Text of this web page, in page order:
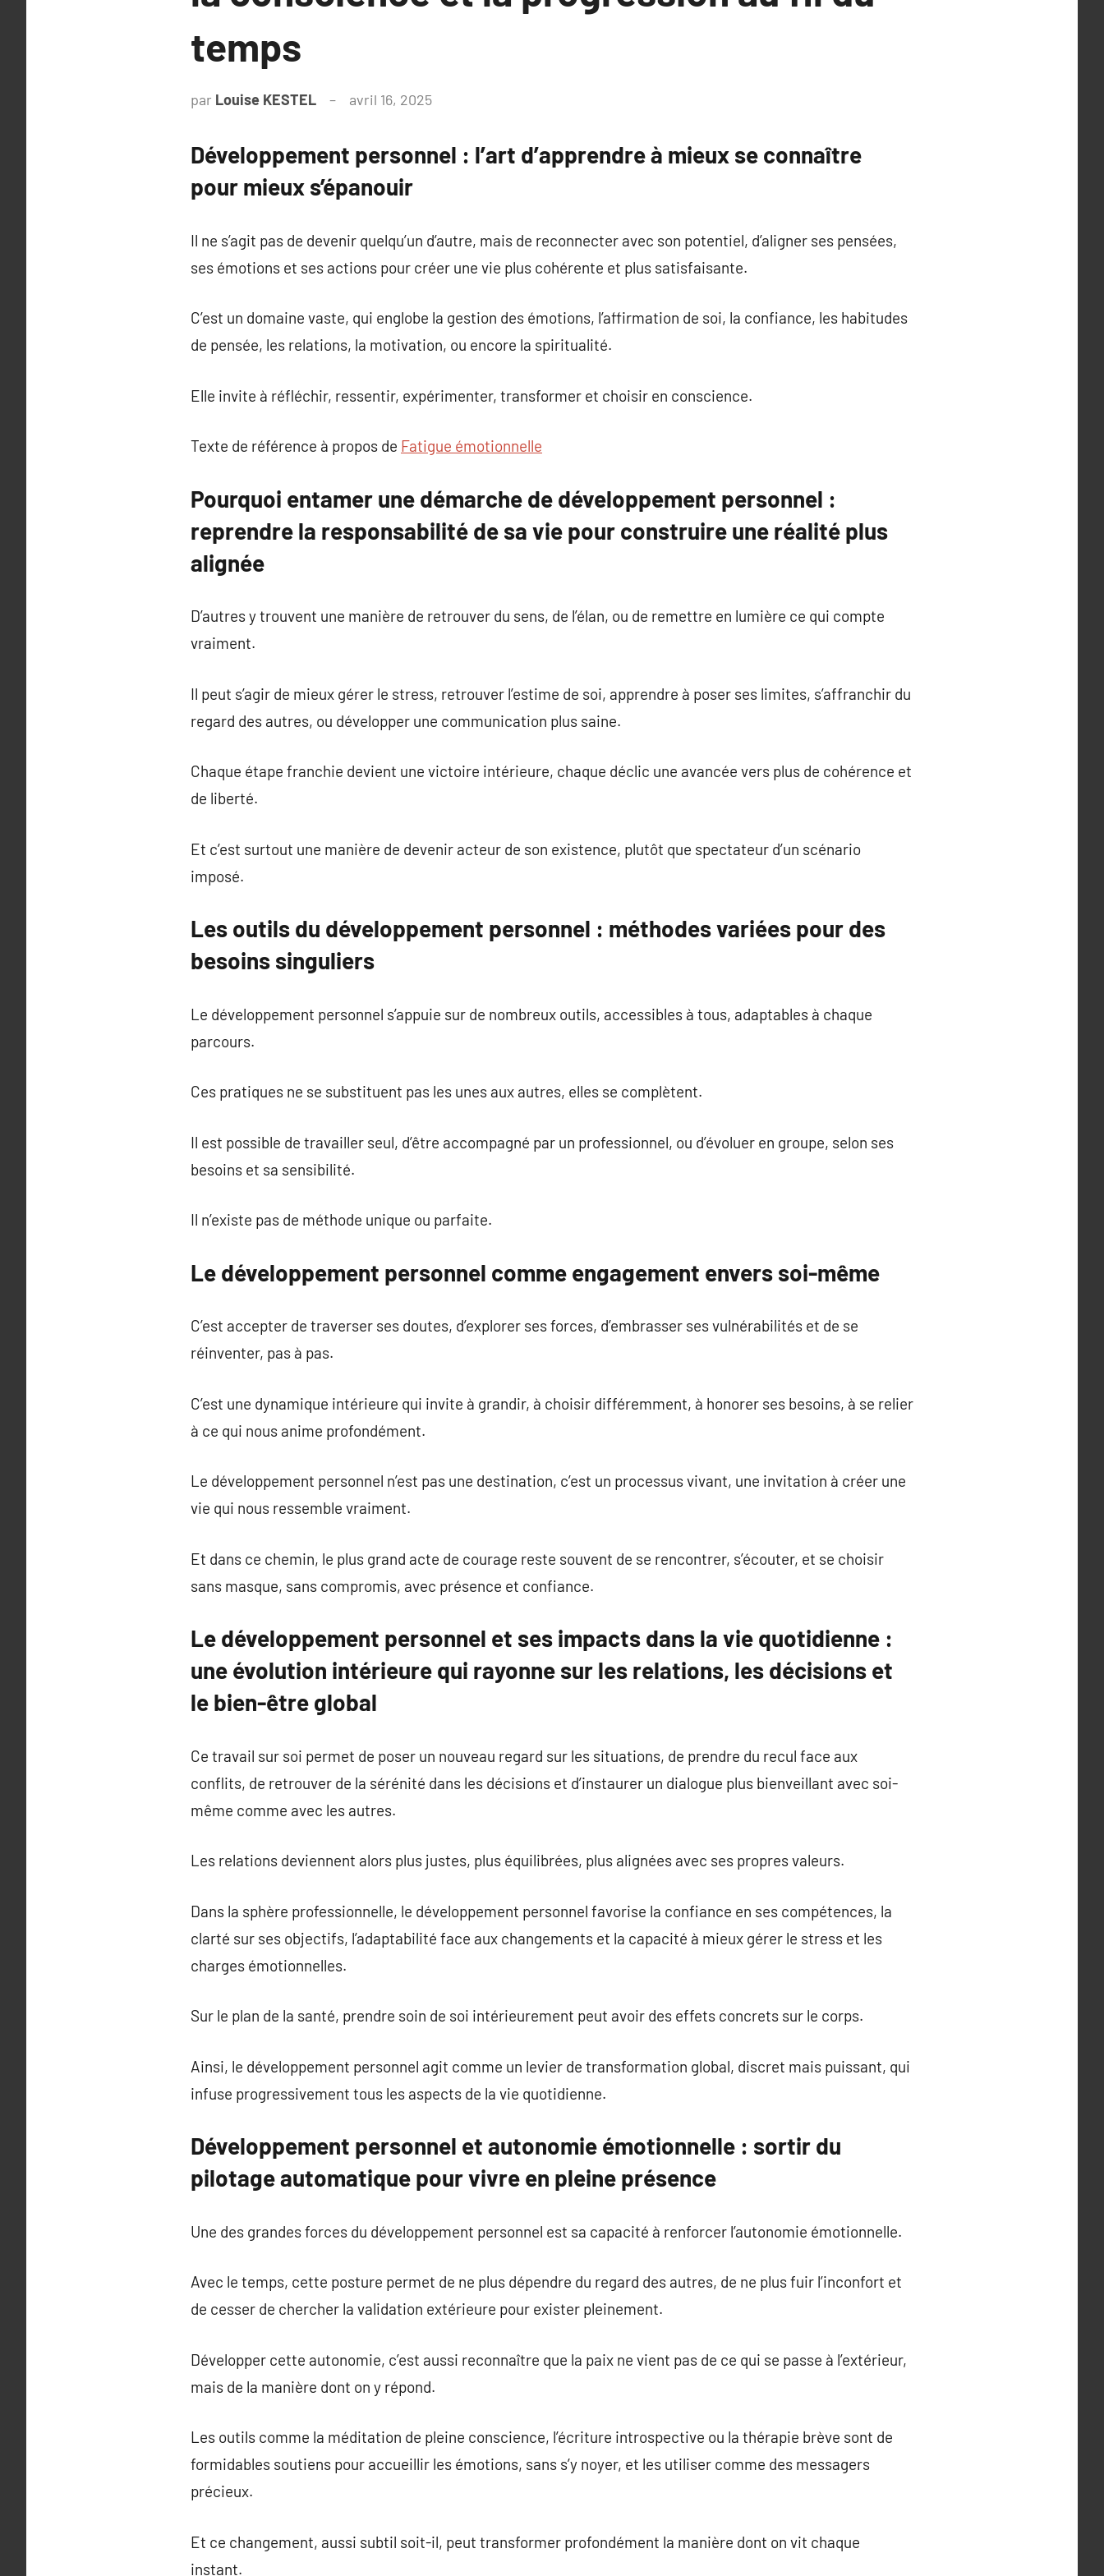
temps
par Louise KESTEL avril 16, 2025
Développement personnel : l’art d’apprendre à mieux se connaître
pour mieux s’épanouir
Il ne s’agit pas de devenir quelqu’un d’autre, mais de reconnecter avec son potentiel, d’aligner ses pensées,
ses émotions et ses actions pour créer une vie plus cohérente et plus satisfaisante.
C’est un domaine vaste, qui englobe la gestion des émotions, l’affirmation de soi, la confiance, les habitudes
de pensée, les relations, la motivation, ou encore la spiritualité.
Elle invite à réfléchir, ressentir, expérimenter, transformer et choisir en conscience.
Texte de référence à propos de Fatigue émotionnelle
Pourquoi entamer une démarche de développement personnel :
reprendre la responsabilité de sa vie pour construire une réalité plus
alignée
D’autres y trouvent une manière de retrouver du sens, de l’élan, ou de remettre en lumière ce qui compte
vraiment.
Il peut s’agir de mieux gérer le stress, retrouver l’estime de soi, apprendre à poser ses limites, s’affranchir du
regard des autres, ou développer une communication plus saine.
Chaque étape franchie devient une victoire intérieure, chaque déclic une avancée vers plus de cohérence et
de liberté.
Et c’est surtout une manière de devenir acteur de son existence, plutôt que spectateur d’un scénario
imposé.
Les outils du développement personnel : méthodes variées pour des
besoins singuliers
Le développement personnel s’appuie sur de nombreux outils, accessibles à tous, adaptables à chaque
parcours.
Ces pratiques ne se substituent pas les unes aux autres, elles se complètent.
Il est possible de travailler seul, d’être accompagné par un professionnel, ou d’évoluer en groupe, selon ses
besoins et sa sensibilité.
Il n’existe pas de méthode unique ou parfaite.
Le développement personnel comme engagement envers soi-même
C’est accepter de traverser ses doutes, d’explorer ses forces, d’embrasser ses vulnérabilités et de se
réinventer, pas à pas.
C’est une dynamique intérieure qui invite à grandir, à choisir différemment, à honorer ses besoins, à se relier
à ce qui nous anime profondément.
Le développement personnel n’est pas une destination, c’est un processus vivant, une invitation à créer une
vie qui nous ressemble vraiment.
Et dans ce chemin, le plus grand acte de courage reste souvent de se rencontrer, s’écouter, et se choisir
sans masque, sans compromis, avec présence et confiance.
Le développement personnel et ses impacts dans la vie quotidienne :
une évolution intérieure qui rayonne sur les relations, les décisions et
le bien-être global
Ce travail sur soi permet de poser un nouveau regard sur les situations, de prendre du recul face aux
conflits, de retrouver de la sérénité dans les décisions et d’instaurer un dialogue plus bienveillant avec soi-
même comme avec les autres.
Les relations deviennent alors plus justes, plus équilibrées, plus alignées avec ses propres valeurs.
Dans la sphère professionnelle, le développement personnel favorise la confiance en ses compétences, la
clarté sur ses objectifs, l’adaptabilité face aux changements et la capacité à mieux gérer le stress et les
charges émotionnelles.
Sur le plan de la santé, prendre soin de soi intérieurement peut avoir des effets concrets sur le corps.
Ainsi, le développement personnel agit comme un levier de transformation global, discret mais puissant, qui
infuse progressivement tous les aspects de la vie quotidienne.
Développement personnel et autonomie émotionnelle : sortir du
pilotage automatique pour vivre en pleine présence
Une des grandes forces du développement personnel est sa capacité à renforcer l’autonomie émotionnelle.
Avec le temps, cette posture permet de ne plus dépendre du regard des autres, de ne plus fuir l’inconfort et
de cesser de chercher la validation extérieure pour exister pleinement.
Développer cette autonomie, c’est aussi reconnaître que la paix ne vient pas de ce qui se passe à l’extérieur,
mais de la manière dont on y répond.
Les outils comme la méditation de pleine conscience, l’écriture introspective ou la thérapie brève sont de
formidables soutiens pour accueillir les émotions, sans s’y noyer, et les utiliser comme des messagers
précieux.
Et ce changement, aussi subtil soit-il, peut transformer profondément la manière dont on vit chaque
instant.